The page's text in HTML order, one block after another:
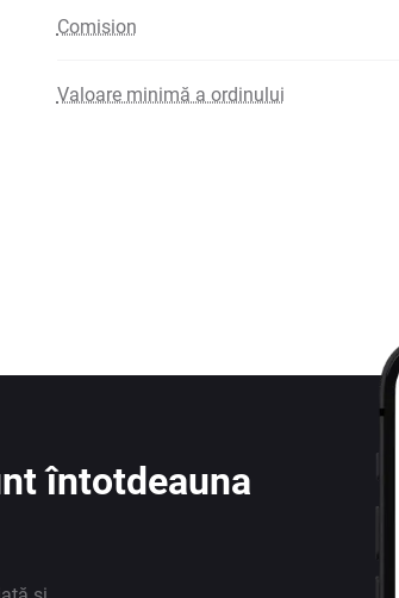
Comision
Valoare minimă a ordinului
întotdeauna